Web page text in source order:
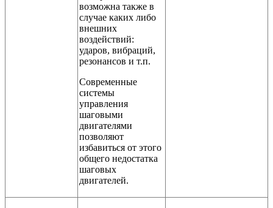
возможна также в
случае каких либо
внешних
воздействий:
ударов, вибраций,
резонансов и т.п.
Современные
системы
управления
шаговыми
двигателями
позволяют
избавиться от этого
общего недостатка
шаговых
двигателей.